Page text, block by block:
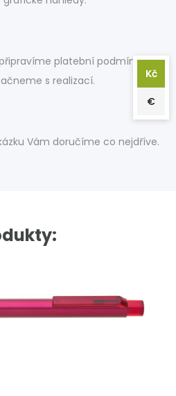
platební podmínky a
s realizací.
Vám doručíme co nejdříve.
Kč
€